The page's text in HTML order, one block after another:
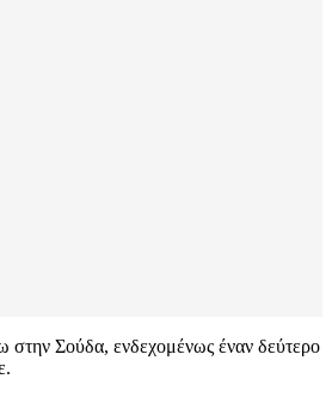
στην Σούδα, ενδεχομένως έναν δεύτερο